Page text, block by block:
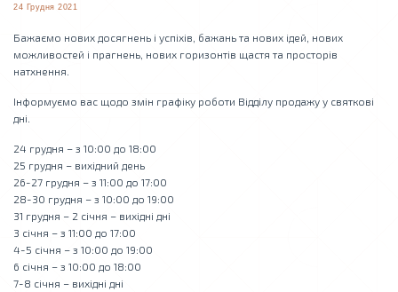
24 Грудня 2021
Бажаємо нових досягнень і успіхів, бажань та нових ідей, нових
можливостей і прагнень, нових горизонтів щастя та просторів
натхнення.
Інформуємо вас щодо змін графіку роботи Відділу продажу у святкові
дні.
24 грудня – з 10:00 до 18:00
25 грудня – вихідний день
26-27 грудня – з 11:00 до 17:00
28-30 грудня – з 10:00 до 19:00
31 грудня – 2 січня – вихідні дні
3 січня – з 11:00 до 17:00
4-5 січня – з 10:00 до 19:00
6 січня – з 10:00 до 18:00
7-8 січня – вихідні дні